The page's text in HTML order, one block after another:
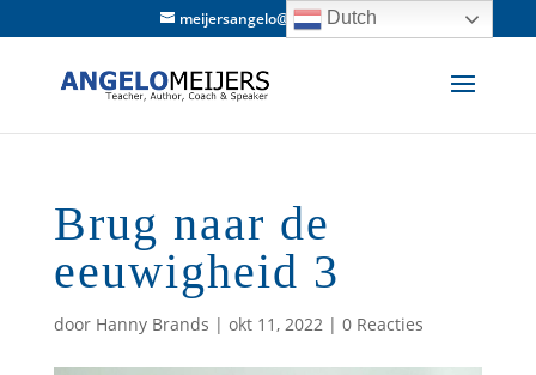
meijersangelo@hotmail.com
Brug naar de
eeuwigheid 3
door Hanny Brands | okt 11, 2022| 0 Reacties
Dutch